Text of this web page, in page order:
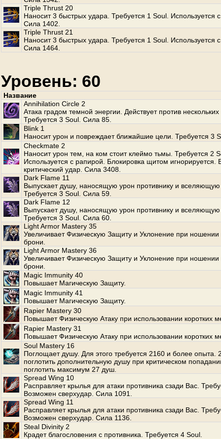
Triple Thrust 20
Наносит 3 быстрых удара. Требуется 1 Soul. Используется
Сила 1402.
Triple Thrust 21
Наносит 3 быстрых удара. Требуется 1 Soul. Используется
Сила 1464.
Уровень: 60
Название
Annihilation Circle 2
Атака градом темной энергии. Действует против
Требуется 3 Soul. Сила 85.
Blink 1
Наносит урон и повреждает ближайшие цели. Требуется 3
Checkmate 2
Наносит урон тем, на ком стоит клеймо тьмы. Требуется 2
Используется с рапирой. Блокировка щитом игнорируется.
критический удар. Сила 3408.
Dark Flame 11
Выпускает душу, наносящую урон противнику и вселяющую
Требуется 3 Soul. Сила 59.
Dark Flame 12
Выпускает душу, наносящую урон противнику и вселяющую
Требуется 3 Soul. Сила 60.
Light Armor Mastery 35
Увеличивает Физическую Защиту и Уклонение при ношении
брони.
Light Armor Mastery 36
Увеличивает Физическую Защиту и Уклонение при ношении
брони.
Magic Immunity 40
Повышает Магическую Защиту.
Magic Immunity 41
Повышает Магическую Защиту.
Rapier Mastery 30
Повышает Физическую Атаку при использовании коротких
Rapier Mastery 31
Повышает Физическую Атаку при использовании коротких
Soul Mastery 16
Поглощает душу. Для этого требуется 2160 и более опыта.
поглотить дополнительную душу при критическом
поглотить максимум 27 душ.
Spread Wing 10
Расправляет крылья для атаки противника сзади Вас.
Возможен сверхудар. Сила 1091.
Spread Wing 11
Расправляет крылья для атаки противника сзади Вас.
Возможен сверхудар. Сила 1136.
Steal Divinity 2
Крадет благословения с противника. Требуется 4 Soul.